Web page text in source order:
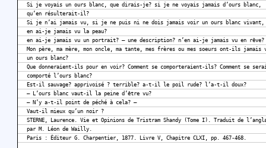
Si je voyais un ours blanc, que dirais-je? si je ne voyais jamais d’ours blanc,
qu’en résulterait-il?
Si je n’ai jamais vu, si je ne puis ni ne dois jamais voir un ours blanc vivant,
en ai-je jamais vu la peau?
en ai-je jamais vu un portrait? – une description? n’en ai-je jamais vu en rêve?
Mon père, ma mère, mon oncle, ma tante, mes frères ou mes soeurs ont-ils jamais
un ours blanc?
Que donneraient-ils pour en voir? Comment se comporteraient-ils? Comment se
comporté l’ours blanc?
Est-il sauvage? apprivoisé ? terrible? a-t-il le poil rude? l’a-t-il doux?
– L’ours blanc vaut-il la peine d’être vu?
– N’y a-t-il point de péché à cela? –
Vaut-il mieux qu’un noir ?
STERNE, Laurence. Vie et Opinions de Tristram Shandy (Tome I). Traduit de
par M. Léon de Wailly.
Paris : Éditeur G. Charpentier, 1877. Livre V, Chapitre CLXI, pp. 467-468.